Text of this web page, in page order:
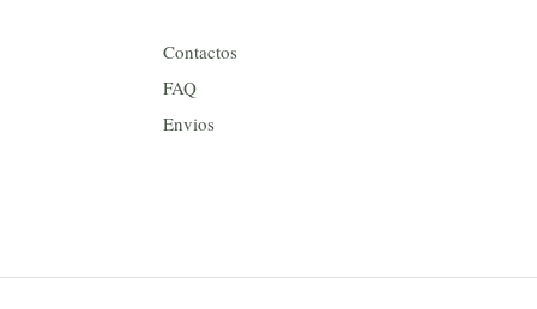
Contactos
FAQ
Envios